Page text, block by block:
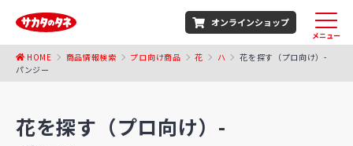
オンラインショップ
メニュー
HOME 商品情報検索 プロ向け商品 花 ハ
花を探す（プロ向け）-
パンジー
花を探す（プロ向け）-